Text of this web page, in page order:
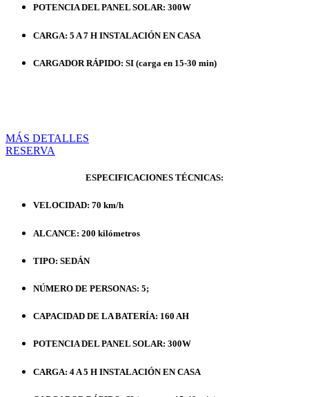
POTENCIA DEL PANEL SOLAR: 300W
CARGA: 5 A 7 H INSTALACIÓN EN CASA
CARGADOR RÁPIDO: SI (carga en 15-30 min)
MÁS DETALLES
RESERVA
ESPECIFICACIONES TÉCNICAS:
VELOCIDAD: 70 km/h
ALCANCE: 200 kilómetros
TIPO: SEDÁN
NÚMERO DE PERSONAS: 5;
CAPACIDAD DE LA BATERÍA: 160 AH
POTENCIA DEL PANEL SOLAR: 300W
CARGA: 4 A 5 H INSTALACIÓN EN CASA